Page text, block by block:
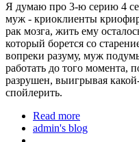
Я думаю про 3-ю серию 4
муж - криоклиенты
рак мозга, жить ему
который борется со
вопреки разуму, муж
работать до того момента,
разрушен, выигрывая
спойлерить.
Read more
admin's blog